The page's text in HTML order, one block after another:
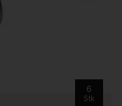
6
Stk